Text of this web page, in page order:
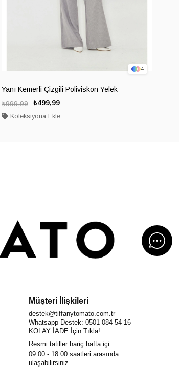
4
Yanı Kemerli Çizgili Poliviskon Yelek
₺499,99
₺999,99
Koleksiyona Ekle
Müşteri İlişkileri
destek@tiffanytomato.com.tr
Whatsapp Destek: 0501 084 54 16
KOLAY İADE İçin Tıkla!
Resmi tatiller hariç hafta içi
09:00 - 18:00saatleri arasında
ulaşabilirsiniz.